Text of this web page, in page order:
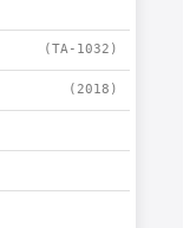
(TA-1032)
(2018)